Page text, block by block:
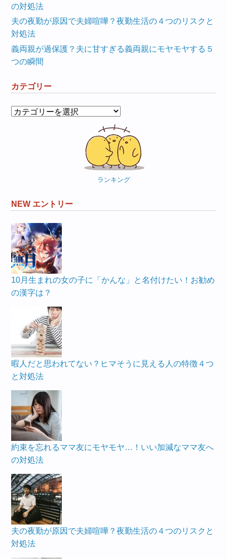
の対処法
夫の夜勤が原因で夫婦喧嘩？夜勤生活の４つのリスクと
対処法
義両親が過保護？夫に甘すぎる義両親にモヤモヤする５
つの瞬間
カテゴリー
カ
ランキング
NEW エントリー
10月生まれの女の子に「かんな」と名付けたい！お勧め
の漢字は？
暇人だと思われてない？ヒマそうに見える人の特徴４つ
と対処法
約束を忘れるママ友にモヤモヤ…！いい加減なママ友へ
の対処法
夫の夜勤が原因で夫婦喧嘩？夜勤生活の４つのリスクと
対処法